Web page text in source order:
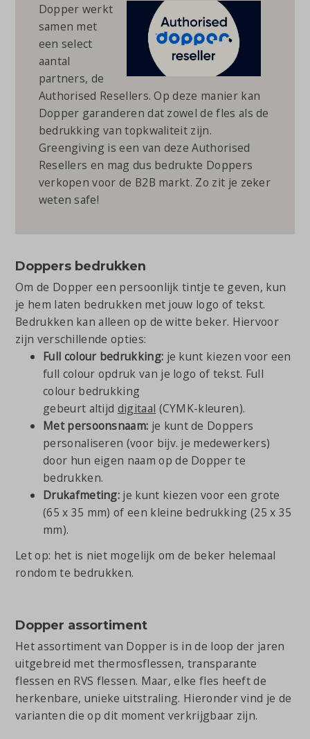
Dopper werkt
samen met
een select
aantal
partners, de
Authorised Resellers. Op deze manier kan
Dopper garanderen dat zowel de fles als de
bedrukking van topkwaliteit zijn.
Greengiving is een van deze Authorised
Resellers en mag dus bedrukte Doppers
verkopen voor de B2B markt. Zo zit je zeker
weten safe!
Doppers bedrukken
Om de Dopper een persoonlijk tintje te geven, kun
je hem laten bedrukken met jouw logo of tekst.
Bedrukken kan alleen op de witte beker. Hiervoor
zijn verschillende opties:
Full colour bedrukking: je kunt kiezen voor een
full colour opdruk van je logo of tekst. Full
colour bedrukking
gebeurt altijd digitaal (CYMK-kleuren).
Met persoonsnaam: je kunt de Doppers
personaliseren (voor bijv. je medewerkers)
door hun eigen naam op de Dopper te
bedrukken.
Drukafmeting: je kunt kiezen voor een grote
(65 x 35 mm) of een kleine bedrukking (25 x 35
mm).
Let op: het is niet mogelijk om de beker helemaal
rondom te bedrukken.
Dopper assortiment
Het assortiment van Dopper is in de loop der jaren
uitgebreid met thermosflessen, transparante
flessen en RVS flessen. Maar, elke fles heeft de
herkenbare, unieke uitstraling. Hieronder vind je de
varianten die op dit moment verkrijgbaar zijn.